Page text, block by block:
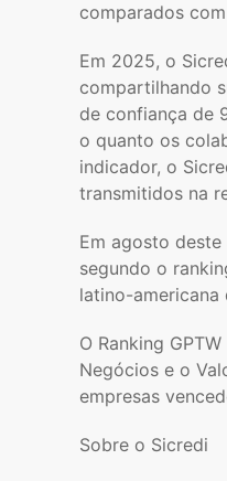
comparados
Em 2025, o
compartilhando
de confiança de
o quanto os
indicador, o
transmitidos na
Em agosto
segundo o
latino-americana
O Ranking
Negócios e o
empresas
Sobre o Sicredi